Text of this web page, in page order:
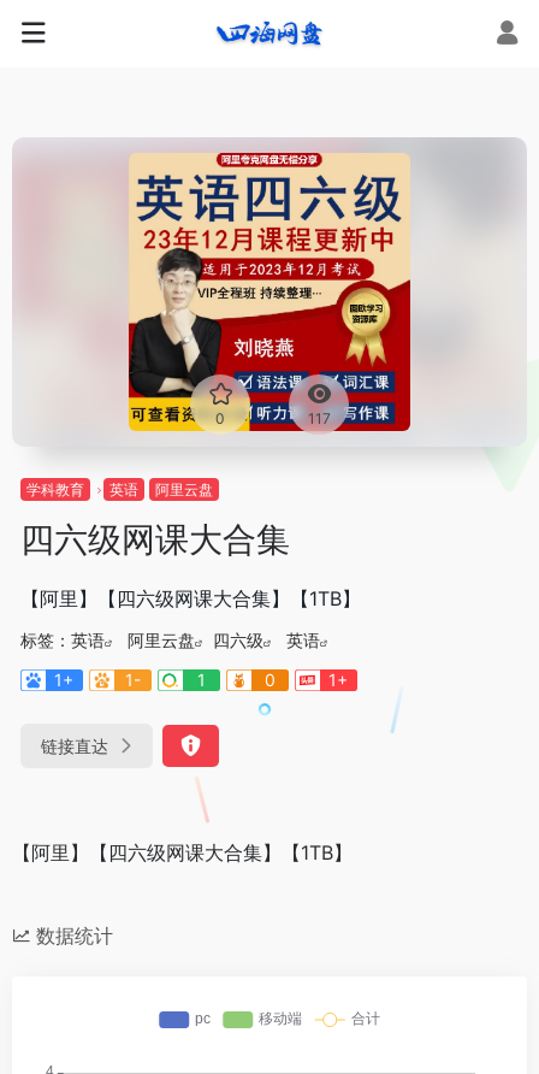
0 117
学科教育 英语 阿里云盘
四六级网课大合集
【阿里】【四六级网课大合集】【1TB】
标签： 英语 阿里云盘 四六级
英语
1+
1- 1 0 1+
链接直达
【阿里】【四六级网课大合集】【1TB】
数据统计